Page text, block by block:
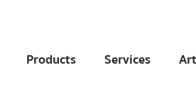
Products Services